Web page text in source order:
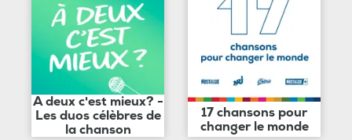
A deux c'est mieux? -
Les duos célèbres de
la chanson
17 chansons pour
changer le monde